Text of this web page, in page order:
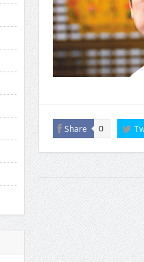
Share 0